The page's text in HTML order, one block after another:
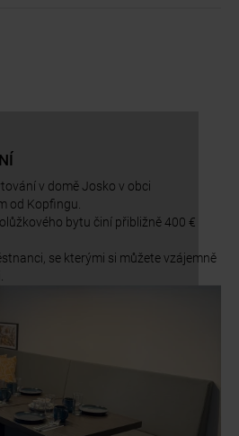
v domě Josko v obci
od Kopfingu.
bytu činí přibližně 400 €
se kterými si můžete vzájemně